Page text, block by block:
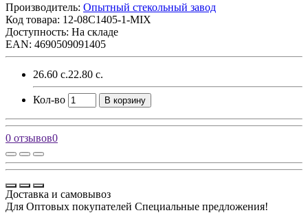
Производитель: Опытный стекольный завод
Код товара: 12-08C1405-1-MIX
Доступность: На складе
EAN: 4690509091405
26.60 с.22.80 с.
Кол-во В корзину
0 отзывов0
Доставка и самовывоз
Для Оптовых покупателей Специальные предложения!